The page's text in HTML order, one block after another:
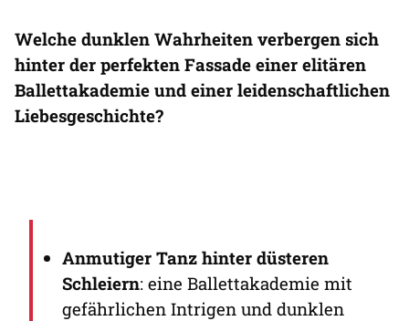
Welche dunklen Wahrheiten verbergen sich
hinter der perfekten Fassade einer elitären
Ballettakademie und einer leidenschaftlichen
Liebesgeschichte?
Anmutiger Tanz hinter düsteren
Schleiern: eine Ballettakademie mit
gefährlichen Intrigen und dunklen